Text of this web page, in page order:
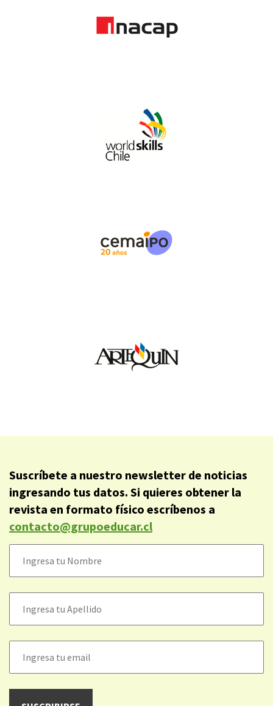
Suscríbete a nuestro newsletter de noticias
ingresando tus datos. Si quieres obtener la
revista en formato físico escríbenos a
contacto@grupoeducar.cl